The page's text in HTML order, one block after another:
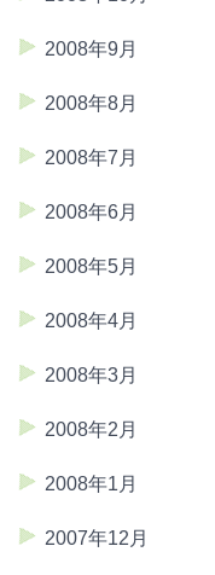
2008年9月
2008年8月
2008年7月
2008年6月
2008年5月
2008年4月
2008年3月
2008年2月
2008年1月
2007年12月